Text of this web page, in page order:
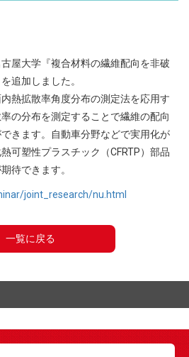
屋大学『複合材料の繊維配向を非破
追加しました。
熱拡散率角度分布の測定法を応用す
の分布を測定することで繊維の配向
きます。自動車分野などで実用化が
可塑性プラスチック（CFRTP）部品
待できます。
joint_research/nu.html
一覧に戻る